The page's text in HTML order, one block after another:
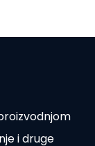
i druge